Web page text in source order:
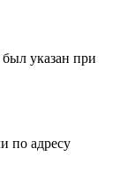
указан при
по адресу